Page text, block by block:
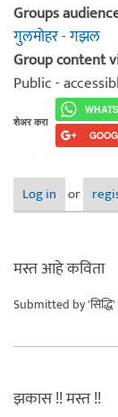
Groups
गुलमोहर - गझल
Group content
Public -
शेअर करा
Log in or
मस्त आहे कविता
Submitted by'सिद्धि'
झकास !! मस्त !!